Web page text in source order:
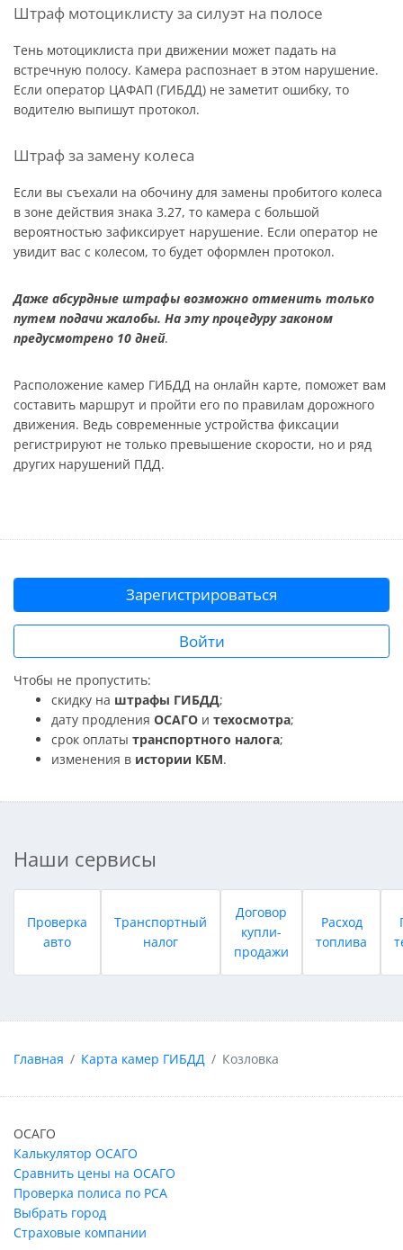
Штраф мотоциклисту за силуэт на полосе
Тень мотоциклиста при движении может падать на
встречную полосу. Камера распознает в этом нарушение.
Если оператор ЦАФАП (ГИБДД) не заметит ошибку, то
водителю выпишут протокол.
Штраф за замену колеса
Если вы съехали на обочину для замены пробитого колеса
в зоне действия знака 3.27, то камера с большой
вероятностью зафиксирует нарушение. Если оператор не
увидит вас с колесом, то будет оформлен протокол.
Даже абсурдные штрафы возможно отменить только
путем подачи жалобы. На эту процедуру законом
предусмотрено 10 дней.
Расположение камер ГИБДД на онлайн карте, поможет вам
составить маршрут и пройти его по правилам дорожного
движения. Ведь современные устройства фиксации
регистрируют не только превышение скорости, но и ряд
других нарушений ПДД.
Зарегистрироваться
Войти
Чтобы не пропустить:
скидку на штрафы ГИБДД;
дату продления ОСАГО и техосмотра;
срок оплаты транспортного налога;
изменения в истории КБМ.
Наши сервисы
Проверка
авто
Транспортный
налог
Договор
купли-
продажи
Расход
топлива
Главная Карта камер ГИБДД Козловка
ОСАГО
Калькулятор ОСАГО
Сравнить цены на ОСАГО
Проверка полиса по РСА
Выбрать город
Страховые компании